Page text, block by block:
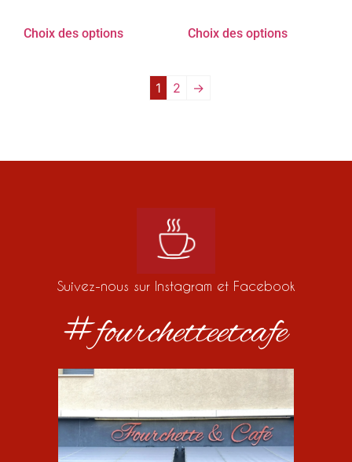
Choix des options Choix des options
1 2 →
Suivez-nous sur Instagram et Facebook
#fourchetteetcafe